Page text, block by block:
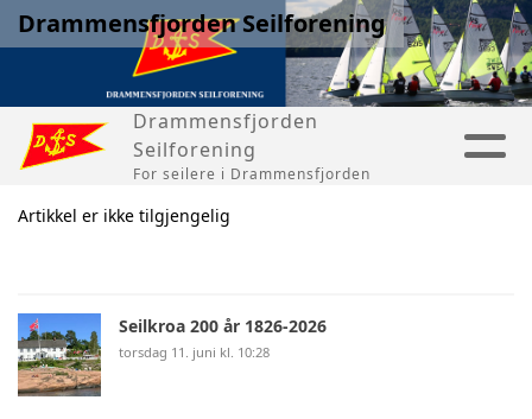
Drammensfjorden Seilforening
Drammensfjorden
Seilforening
For seilere i Drammensfjorden
Artikkel er ikke tilgjengelig
Seilkroa 200 år 1826-2026
torsdag 11. juni kl. 10:28